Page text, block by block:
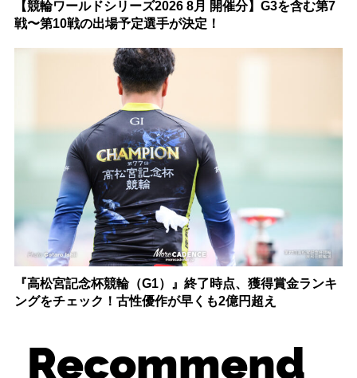
【競輪ワールドシリーズ2026 8月 開催分】G3を含む第7
戦〜第10戦の出場予定選手が決定！
『高松宮記念杯競輪（G1）』終了時点、獲得賞金ランキ
ングをチェック！古性優作が早くも2億円超え
Recommend